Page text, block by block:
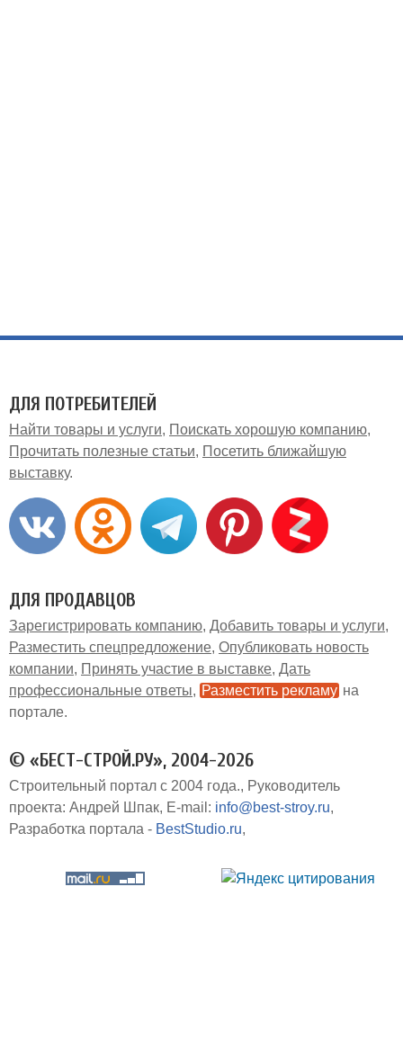
ДЛЯ ПОТРЕБИТЕЛЕЙ
Найти товары и услуги
Поискать хорошую компанию
Прочитать полезные статьи
Посетить ближайшую
выставку
ДЛЯ ПРОДАВЦОВ
Зарегистрировать компанию Добавить товары и услуги
Разместить спецпредложение Опубликовать новость
компании
Принять участие в выставке Дать
профессиональные ответы
Разместить рекламу на
портале
© «БЕСТ-СТРОЙ.РУ», 2004-2026
Строительный портал с 2004 года.
Руководитель
проекта: Андрей Шпак E-mail: info@best-stroy.ru
Разработка портала - BestStudio.ru